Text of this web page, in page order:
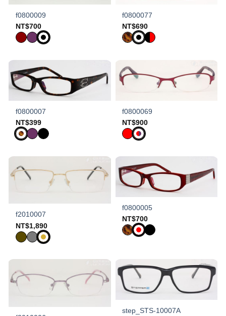
f0800009
NT$700
f0800077
NT$690
f0800007
NT$399
f0800069
NT$900
f2010007
NT$1,890
f0800005
NT$700
step_STS-10007A